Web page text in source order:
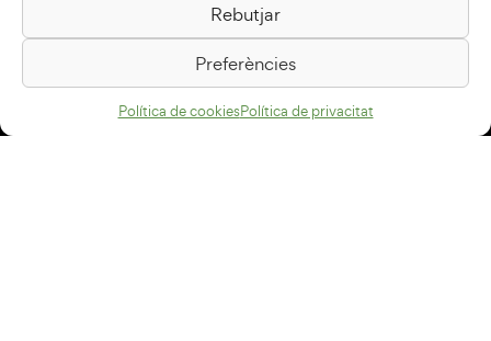
Rebutjar
Preferències
Política de cookiesPolítica de privacitat
Passeig de la Generalitat, 1
08500 Vic